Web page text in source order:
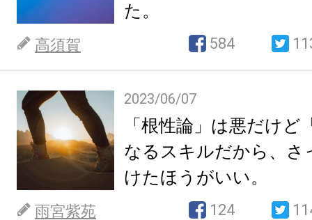
た。
高須賀 584
2023/06/07
「根性論」は悪だけど
なるスキルだから、さ
けたほうがいい。
雨宮紫苑 124